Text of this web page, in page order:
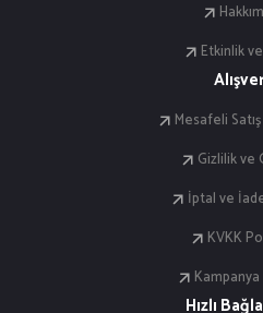
Etkinlik
Mesafeli
Gizlilik ve
İptal ve
KVKK
Kampanya
Hızlı